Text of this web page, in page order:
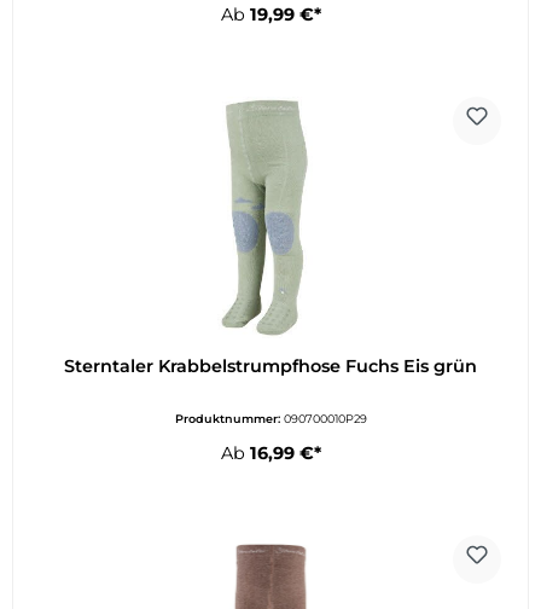
Ab 19,99 €*
Sterntaler Krabbelstrumpfhose Fuchs Eis grün
Produktnummer: 090700010P29
Ab 16,99 €*